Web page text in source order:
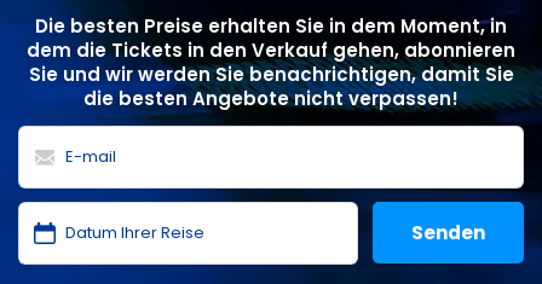
Die besten Preise erhalten Sie in dem Moment, in
dem die Tickets in den Verkauf gehen, abonnieren
Sie und wir werden Sie benachrichtigen, damit Sie
die besten Angebote nicht verpassen!